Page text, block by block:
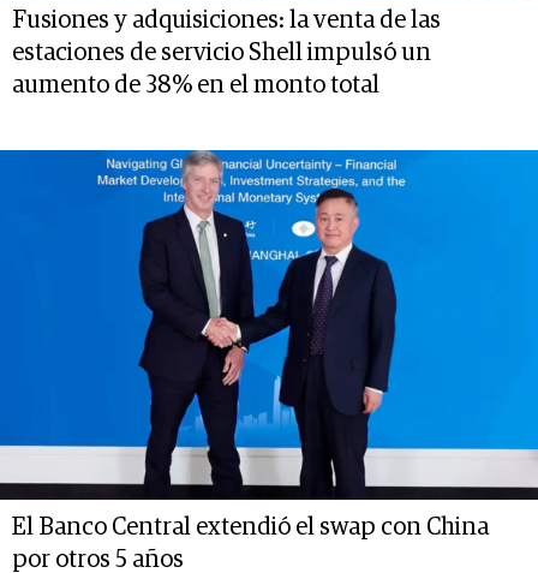
Fusiones y adquisiciones: la venta de las
estaciones de servicio Shell impulsó un
aumento de 38% en el monto total
El Banco Central extendió el swap con China
por otros 5 años